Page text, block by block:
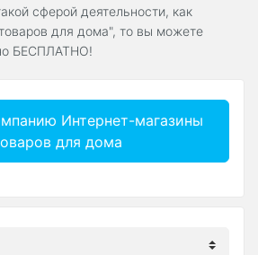
сферой деятельности, как
для дома", то вы можете
БЕСПЛАТНО!
Интернет-магазины
для дома